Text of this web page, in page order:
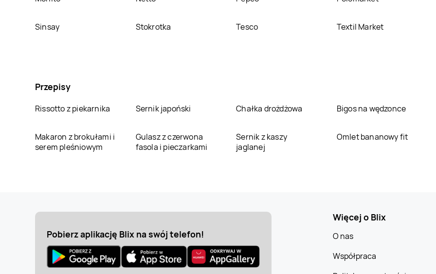
Sinsay Stokrotka Tesco Textil Market
Przepisy
Rissotto z piekarnika Sernik japoński Chałka drożdżowa Bigos na wędzonce
Makaron z brokułami i
serem pleśniowym
Gulasz z czerwona
fasola i pieczarkami
Sernik z kaszy
jaglanej
Omlet bananowy fit
Pobierz aplikację Blix na swój telefon!
Więcej o Blix
O nas
Współpraca